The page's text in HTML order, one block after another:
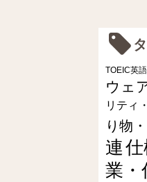
TOEIC英
ウェ
リティ
り物
連
業・